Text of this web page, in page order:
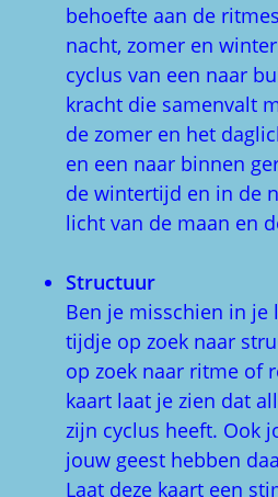
behoefte aan de
nacht, zomer en
cyclus van een naar
kracht die samenvalt
de zomer en het
en een naar binnen
de wintertijd en in de
licht van de maan en
Structuur
Ben je misschien in je
tijdje op zoek naar
op zoek naar ritme of
kaart laat je zien dat
zijn cyclus heeft. Ook
jouw geest hebben
Laat deze kaart een